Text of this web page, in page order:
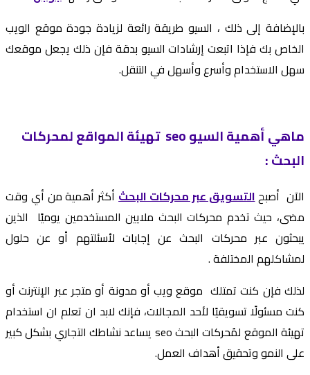
بالإضافة إلى ذلك ، السيو طريقة رائعة لزيادة جودة موقع الويب
الخاص بك فإذا اتبعت إرشادات السيو بدقة فإن ذلك يجعل موقعك
سهل الاستخدام وأسرع وأسهل في التنقل.
ماهي أهمية السيو seo تهيئة المواقع لمحركات
البحث :
الآن أصبحالتسويق عبر محركات البحثأكثر أهمية من أي وقت
مضى، حيث تخدم محركات البحث ملايين المستخدمين يوميًا الذين
يبحثون عبر محركات البحث عن إجابات لأسئلتهم أو عن حلول
لمشاكلهم المختلفة .
لذلك فإن كنت تمتلك موقع ويب أو مدونة أو متجر عبر الإنترنت أو
كنت مسئولًا تسويقيًا لأحد المجالات، فإنك لابد ان تعلم ان استخدام
تهيئة الموقع لمُحركات البحث seo يساعد نشاطك التجاري بشكل كبير
على النمو وتحقيق أهداف العمل.